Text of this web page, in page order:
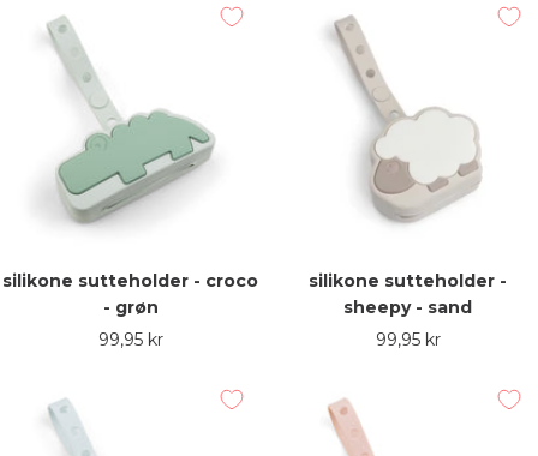
silikone sutteholder - croco
- grøn
Udsalgspris
99,95 kr
silikone sutteholder -
sheepy - sand
Udsalgspris
99,95 kr